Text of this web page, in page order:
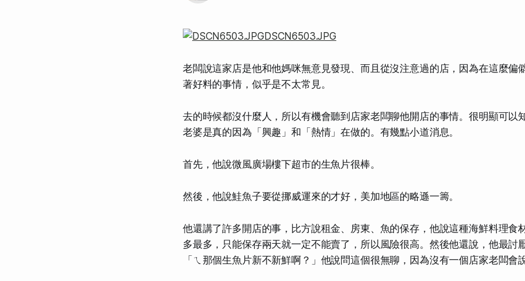
老闆說這家店是他和他媽咪無意見發現、而且從沒注意過的店，因為在這麼偏
著好料的事情，似乎是不太常見。
去的時候都沒什麼人，所以有機會聽到店家老闆聊他開店的事情。很明顯可以
老婆是真的因為「興趣」和「熱情」在做的。有幾點小道消息。
首先，他說微風廣場樓下超市的生魚片很棒。
然後，他說鮭魚子要從挪威運來的才好，美加地區的略遜一籌。
他還講了許多開店的事，比方說租金、房東、魚的保存，他說這種海鮮料理食
多最多，只能保存兩天就一定不能賣了，所以風險很高。然後他還說，他最討
「ㄟ那個生魚片新不新鮮啊？」他說問這個很無聊，因為沒有一個店家老闆會